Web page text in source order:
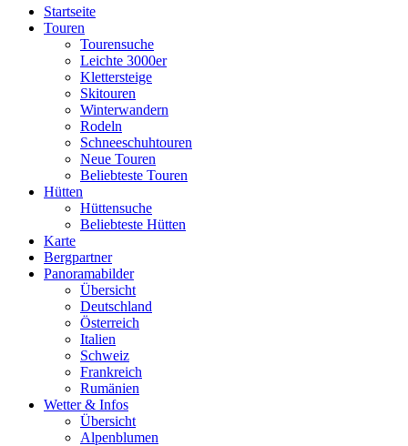
Startseite
Touren
Tourensuche
Leichte 3000er
Klettersteige
Skitouren
Winterwandern
Rodeln
Schneeschuhtouren
Neue Touren
Beliebteste Touren
Hütten
Hüttensuche
Beliebteste Hütten
Karte
Bergpartner
Panoramabilder
Übersicht
Deutschland
Österreich
Italien
Schweiz
Frankreich
Rumänien
Wetter & Infos
Übersicht
Alpenblumen